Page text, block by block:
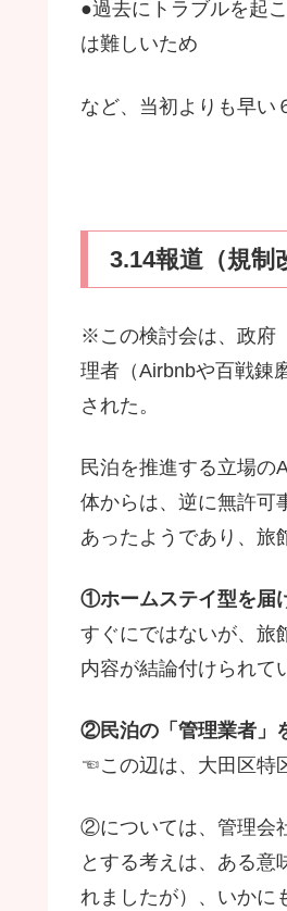
●過去にトラブルを起
は難しいため
など、当初よりも早い
3.14報道（規制
※この検討会は、政府
理者（Airbnbや百戦錬
された。
民泊を推進する立場の
体からは、逆に無許可
あったようであり、旅
①ホームステイ型を届
すぐにではないが、旅
内容が結論付けられて
②民泊の「管理業者」
☜この辺は、大田区特
②については、管理会
とする考えは、ある意
れましたが）、いかに